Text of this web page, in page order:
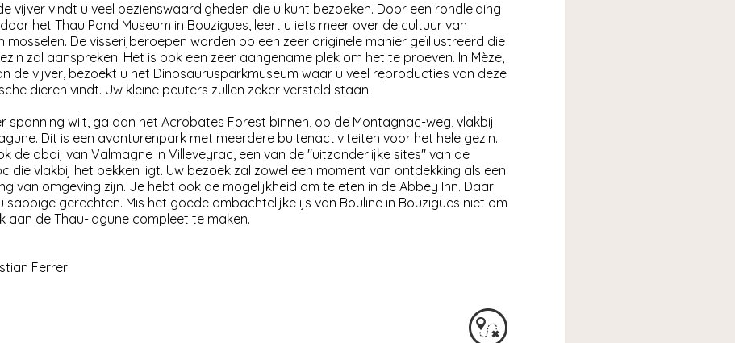
vijver vindt u veel bezienswaardigheden die u kunt bezoeken. Door een rondleiding
het Thau Pond Museum in Bouzigues, leert u iets meer over de cultuur van
mosselen. De visserijberoepen worden op een zeer originele manier geïllustreerd die
zal aanspreken. Het is ook een zeer aangename plek om het te proeven. In Mèze,
de vijver, bezoekt u het Dinosaurusparkmuseum waar u veel reproducties van deze
dieren vindt. Uw kleine peuters zullen zeker versteld staan.
spanning wilt, ga dan het Acrobates Forest binnen, op de Montagnac-weg, vlakbij
Dit is een avonturenpark met meerdere buitenactiviteiten voor het hele gezin.
de abdij van Valmagne in Villeveyrac, een van de "uitzonderlijke sites" van de
die vlakbij het bekken ligt. Uw bezoek zal zowel een moment van ontdekking als een
van omgeving zijn. Je hebt ook de mogelijkheid om te eten in de Abbey Inn. Daar
sappige gerechten. Mis het goede ambachtelijke ijs van Bouline in Bouzigues niet om
aan de Thau-lagune compleet te maken.
Ferrer